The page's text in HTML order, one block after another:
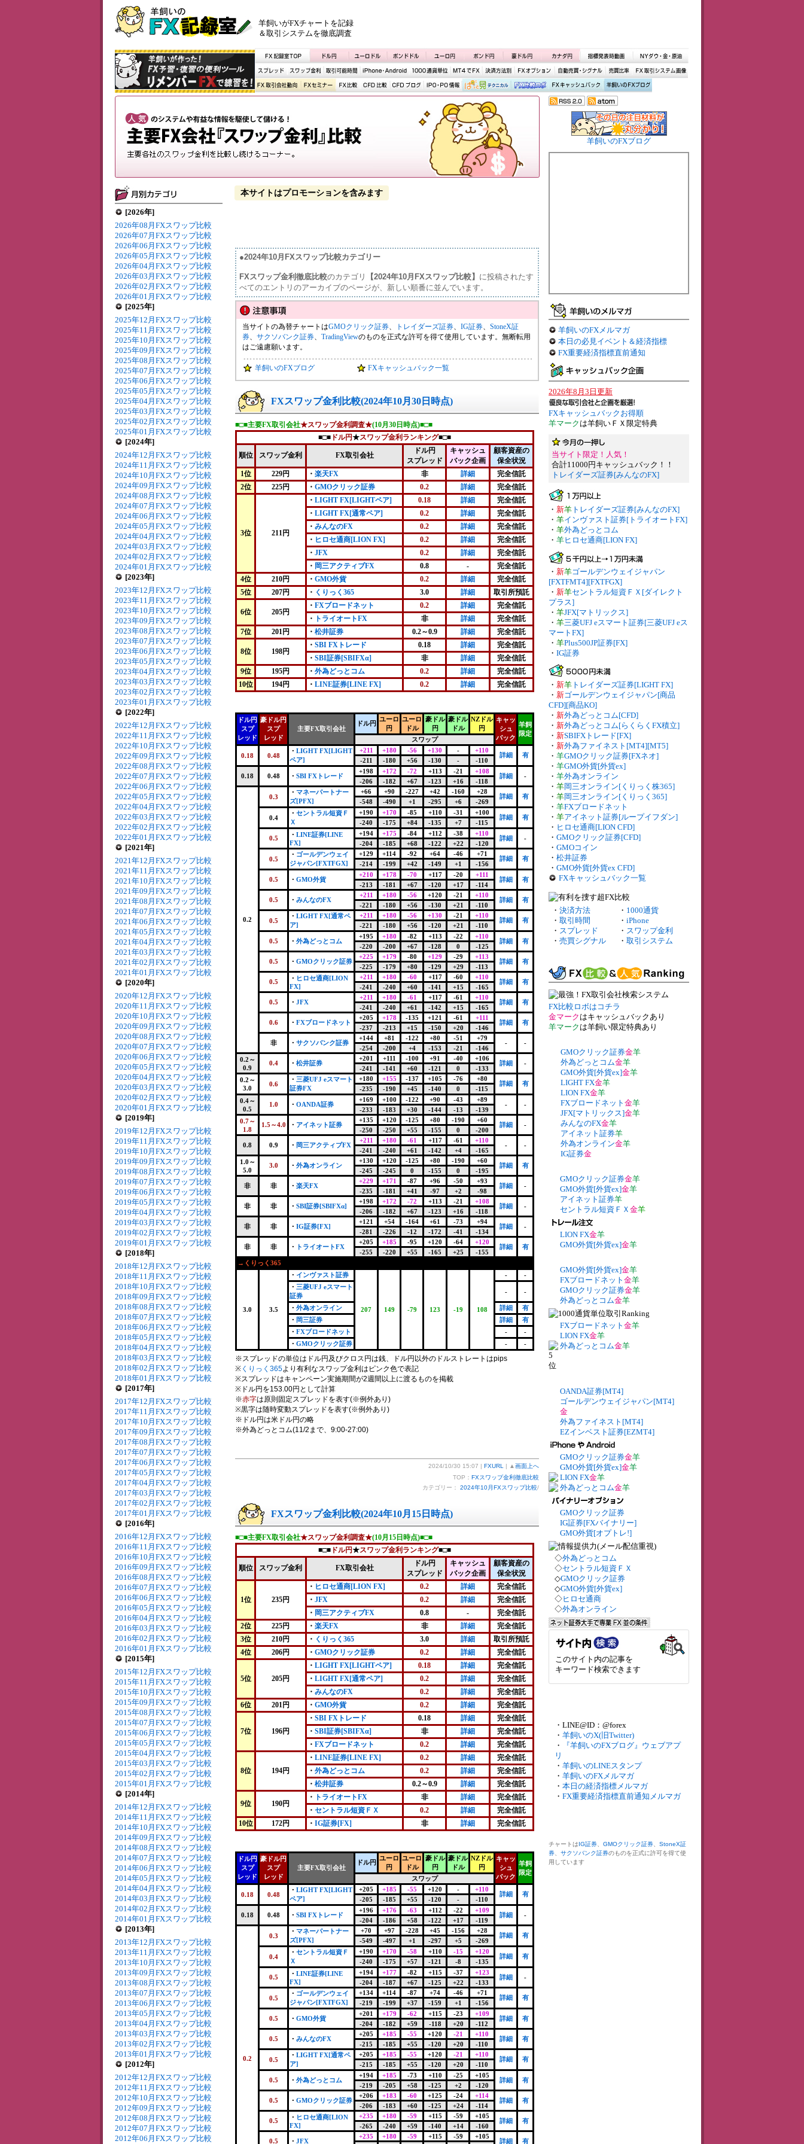
羊飼いがFXチャートを記録
＆取引システムを徹底調査
[2026年]
2026年08月FXスワップ比較
2026年07月FXスワップ比較
2026年06月FXスワップ比較
2026年05月FXスワップ比較
2026年04月FXスワップ比較
2026年03月FXスワップ比較
2026年02月FXスワップ比較
2026年01月FXスワップ比較
[2025年]
2025年12月FXスワップ比較
2025年11月FXスワップ比較
2025年10月FXスワップ比較
2025年09月FXスワップ比較
2025年08月FXスワップ比較
2025年07月FXスワップ比較
2025年06月FXスワップ比較
2025年05月FXスワップ比較
2025年04月FXスワップ比較
2025年03月FXスワップ比較
2025年02月FXスワップ比較
2025年01月FXスワップ比較
[2024年]
2024年12月FXスワップ比較
2024年11月FXスワップ比較
2024年10月FXスワップ比較
2024年09月FXスワップ比較
2024年08月FXスワップ比較
2024年07月FXスワップ比較
2024年06月FXスワップ比較
2024年05月FXスワップ比較
2024年04月FXスワップ比較
2024年03月FXスワップ比較
2024年02月FXスワップ比較
2024年01月FXスワップ比較
[2023年]
2023年12月FXスワップ比較
2023年11月FXスワップ比較
2023年10月FXスワップ比較
2023年09月FXスワップ比較
2023年08月FXスワップ比較
2023年07月FXスワップ比較
2023年06月FXスワップ比較
2023年05月FXスワップ比較
2023年04月FXスワップ比較
2023年03月FXスワップ比較
2023年02月FXスワップ比較
2023年01月FXスワップ比較
[2022年]
2022年12月FXスワップ比較
2022年11月FXスワップ比較
2022年10月FXスワップ比較
2022年09月FXスワップ比較
2022年08月FXスワップ比較
2022年07月FXスワップ比較
2022年06月FXスワップ比較
2022年05月FXスワップ比較
2022年04月FXスワップ比較
2022年03月FXスワップ比較
2022年02月FXスワップ比較
2022年01月FXスワップ比較
[2021年]
2021年12月FXスワップ比較
2021年11月FXスワップ比較
2021年10月FXスワップ比較
2021年09月FXスワップ比較
2021年08月FXスワップ比較
2021年07月FXスワップ比較
2021年06月FXスワップ比較
2021年05月FXスワップ比較
2021年04月FXスワップ比較
2021年03月FXスワップ比較
2021年02月FXスワップ比較
2021年01月FXスワップ比較
[2020年]
2020年12月FXスワップ比較
2020年11月FXスワップ比較
2020年10月FXスワップ比較
2020年09月FXスワップ比較
2020年08月FXスワップ比較
2020年07月FXスワップ比較
2020年06月FXスワップ比較
2020年05月FXスワップ比較
2020年04月FXスワップ比較
2020年03月FXスワップ比較
2020年02月FXスワップ比較
2020年01月FXスワップ比較
[2019年]
2019年12月FXスワップ比較
2019年11月FXスワップ比較
2019年10月FXスワップ比較
2019年09月FXスワップ比較
2019年08月FXスワップ比較
2019年07月FXスワップ比較
2019年06月FXスワップ比較
2019年05月FXスワップ比較
2019年04月FXスワップ比較
2019年03月FXスワップ比較
2019年02月FXスワップ比較
2019年01月FXスワップ比較
[2018年]
2018年12月FXスワップ比較
2018年11月FXスワップ比較
2018年10月FXスワップ比較
2018年09月FXスワップ比較
2018年08月FXスワップ比較
2018年07月FXスワップ比較
2018年06月FXスワップ比較
2018年05月FXスワップ比較
2018年04月FXスワップ比較
2018年03月FXスワップ比較
2018年02月FXスワップ比較
2018年01月FXスワップ比較
[2017年]
2017年12月FXスワップ比較
2017年11月FXスワップ比較
2017年10月FXスワップ比較
2017年09月FXスワップ比較
2017年08月FXスワップ比較
2017年07月FXスワップ比較
2017年06月FXスワップ比較
2017年05月FXスワップ比較
2017年04月FXスワップ比較
2017年03月FXスワップ比較
2017年02月FXスワップ比較
2017年01月FXスワップ比較
[2016年]
2016年12月FXスワップ比較
2016年11月FXスワップ比較
2016年10月FXスワップ比較
2016年09月FXスワップ比較
2016年08月FXスワップ比較
2016年07月FXスワップ比較
2016年06月FXスワップ比較
2016年05月FXスワップ比較
2016年04月FXスワップ比較
2016年03月FXスワップ比較
2016年02月FXスワップ比較
2016年01月FXスワップ比較
[2015年]
2015年12月FXスワップ比較
2015年11月FXスワップ比較
2015年10月FXスワップ比較
2015年09月FXスワップ比較
2015年08月FXスワップ比較
2015年07月FXスワップ比較
2015年06月FXスワップ比較
2015年05月FXスワップ比較
2015年04月FXスワップ比較
2015年03月FXスワップ比較
2015年02月FXスワップ比較
2015年01月FXスワップ比較
[2014年]
2014年12月FXスワップ比較
2014年11月FXスワップ比較
2014年10月FXスワップ比較
2014年09月FXスワップ比較
2014年08月FXスワップ比較
2014年07月FXスワップ比較
2014年06月FXスワップ比較
2014年05月FXスワップ比較
2014年04月FXスワップ比較
2014年03月FXスワップ比較
2014年02月FXスワップ比較
2014年01月FXスワップ比較
[2013年]
2013年12月FXスワップ比較
2013年11月FXスワップ比較
2013年10月FXスワップ比較
2013年09月FXスワップ比較
2013年08月FXスワップ比較
2013年07月FXスワップ比較
2013年06月FXスワップ比較
2013年05月FXスワップ比較
2013年04月FXスワップ比較
2013年03月FXスワップ比較
2013年02月FXスワップ比較
2013年01月FXスワップ比較
[2012年]
2012年12月FXスワップ比較
2012年11月FXスワップ比較
2012年10月FXスワップ比較
2012年09月FXスワップ比較
2012年08月FXスワップ比較
2012年07月FXスワップ比較
2012年06月FXスワップ比較
本サイトはプロモーションを含みます
●2024年10月FXスワップ比較カテゴリー
FXスワップ金利徹底比較のカテゴリ 【2024年10月FXスワップ比較】 に投稿されたす
べてのエントリのアーカイブのページが、新しい順番に並んでいます。
当サイトの為替チャートはGMOクリック証券、 トレイダーズ証券、 IG証券、 StoneX証
券、 サクソバンク証券、 TradingViewのものを正式な許可を得て使用しています。無断転用
はご遠慮願います。
羊飼いのFXブログ FXキャッシュバック一覧
FXスワップ金利比較(2024年10月30日時点)
■□■主要FX取引会社★スワップ金利調査★(10月30日時点)■□■
■□■ ドル円★スワップ金利ランキング■□■
順位 スワップ金利 FX取引会社
ドル円
スプレッド
キャッシュ
バック企画
顧客資産の
保全状況
1位
229円 ・ 楽天FX 非 詳細
完全信託
2位
225円 ・ GMOクリック証券 0.2 詳細 完全信託
3位 211円
・ LIGHT FX[LIGHTペア] 0.18 詳細
完全信託
・ LIGHT FX[通常ペア] 0.2 詳細
完全信託
・ みんなのFX 0.2 詳細
完全信託
・ ヒロセ通商[LION FX] 0.2 詳細
完全信託
・ JFX 0.2 詳細
完全信託
・ 岡三アクティブFX 0.8 -
完全信託
4位
210円 ・ GMO外貨 0.2 詳細
完全信託
5位
207円 ・ くりっく365 3.0 詳細 取引所預託
6位 205円
・ FXブロードネット 0.2 詳細
完全信託
・
トライオートFX 非 詳細
完全信託
7位
201円 ・ 松井証券 0.2～0.9 詳細 完全信託
8位 198円
・ SBI FXトレード 0.18 詳細
完全信託
・ SBI証券[SBIFXα] 非 詳細
完全信託
9位
195円 ・ 外為どっとコム 0.2 詳細
完全信託
10位
194円 ・ LINE証券[LINE FX] 0.2 詳細 完全信託
ドル円
スプ
レッド
豪ドル円
スプ
レッド
主要FX取引会社
ドル円
ユーロ
円
ユーロ
ドル
豪ドル
円
豪ドル
ドル
NZドル
円
キャッ
シュ
バック
羊飼
限定
スワップ
0.18 0.48
・ LIGHT FX[LIGHT
ペア]
+211 +180 -56 +130 - +110
詳細 有
-211 -180 +56 -130 - -110
0.18 0.48 ・ SBI FXトレード
+198 +172 -72 +113 -21 +108
詳細 -
-206 -182 +67 -123 +16 -118
0.2
0.3
・ マネーパートナー
ズ[PFX]
+66 +90 -227 +42 -160 +28
詳細 有
-548 -490 +1 -295 +6 -269
0.4
・ セントラル短資Ｆ
Ｘ
+190 +170 -85 +110 -31 +100
詳細 有
-240 -175 +84 -135 +7 -115
0.5 ・ LINE証券[LINE
FX]
+194 +175 -84 +112 -38 +110
詳細 -
-204 -185 +68 -122 +22 -120
0.5
・ ゴールデンウェイ
ジャパン[FXTFGX]
+129 +114 -92 +64 -46 +71
詳細 有
-214 -199 +42 -149 +1 -156
0.5 ・ GMO外貨
+210 +178 -70 +117 -20 +111
詳細 有
-213 -181 +67 -120 +17 -114
0.5 ・ みんなのFX
+211 +180 -56 +120 -21 +110
詳細 有
-221 -180 +56 -130 +21 -110
0.5
・ LIGHT FX[通常ペ
ア]
+211 +180 -56 +130 -21 +110
詳細 有
-221 -180 +56 -120 +21 -110
0.5 ・ 外為どっとコム
+195 +180 -82 +113 -22 +110
詳細 有
-220 -200 +67 -128 0 -125
0.5 ・ GMOクリック証券
+225 +179 -80 +129 -29 +113
詳細 有
-225 -179 +80 -129 +29 -113
0.5 ・ ヒロセ通商[LION
FX]
+211 +180 -60 +117 -60 +110
詳細 有
-241 -240 +60 -141 +15 -165
0.5 ・ JFX
+211 +180 -61 +117 -61 +110
詳細 有
-241 -240 +61 -142 +15 -165
0.6 ・ FXブロードネット
+205 +178 -135 +121 -61 +111
詳細 有
-237 -213 +15 -150 +20 -146
非 ・ サクソバンク証券
+144 +81 -122 +80 -51 +79
- -
-254 -200 +4 -153 -21
-146
0.2～
0.9
0.4 ・ 松井証券
+201 +111 -100 +91 -40 +106
詳細 -
-241 -141 +60 -121 0
-133
0.2～
3.0
0.6
・ 三菱UFJ eスマート
証券FX
+180 +155 -137 +105 -76 +80
詳細 有
-235 -190 +45 -140 0
-115
0.4～
0.5
1.0 ・ OANDA証券
+169 +100 -122 +90 -43 +89
- -
-233 -183 +30 -144 -13
-139
0.7～
1.8
1.5～4.0 ・ アイネット証券
+135 +120 -125 +80 -190 +60
詳細 -
-250 -250 +55 -155 0 -200
0.8 0.9 ・ 岡三アクティブFX
+211 +180 -61 +117 -61 +110
- -
-241 -240 +61 -142 +4
-165
1.0～
5.0
3.0 ・ 外為オンライン
+130 +120 -125 +80 -190 +60
詳細 有
-245 -245 0 -155 0 -195
非 非 ・ 楽天FX
+229 +171 -87 +96 -50 +93
詳細 -
-235 -181 +41 -97 +2 -98
非 非 ・ SBI証券[SBIFXα]
+198 +172 -72 +113 -21 +108
詳細 -
-206 -182 +67 -123 +16 -118
非 非 ・ IG証券[FX]
+121 +54 -164 +61 -73 +94
詳細 -
-281 -226 -12 -172 -41 -134
非 非 ・ トライオートFX
+205 +185 -95 +120 -64 +120
詳細 有
-255 -220 +55 -165 +25
-155
→くりっく365
3.0 3.5
・ インヴァスト証券
207 149 -79 123 -19 108
-
-
・ 三菱UFJ eスマート
証券
- -
・ 外為オンライン 詳細
有
・ 岡三証券 詳細
有
・ FXブロードネット -
-
・ GMOクリック証券 - -
※スプレッドの単位はドル円及びクロス円は銭、ドル円以外のドルストレートはpips
※ くりっく365より有利なスワップ金利はピンク色で表記
※スプレッドはキャンペーン実施期間が2週間以上に渡るものを掲載
※ドル円を153.00円として計算
※赤字は原則固定スプレッドを表す(※例外あり)
※黒字は随時変動スプレッドを表す(※例外あり)
※ドル円は米ドル円の略
※外為どっとコム(11/2まで、9:00-27:00)
2024/10/30 15:07 | FXURL | ▲ 画面上へ
TOP： FXスワップ金利徹底比較
カテゴリー： 2024年10月FXスワップ比較/
FXスワップ金利比較(2024年10月15日時点)
■□■主要FX取引会社★スワップ金利調査★(10月15日時点)■□■
■□■ ドル円★スワップ金利ランキング■□■
順位 スワップ金利 FX取引会社
ドル円
スプレッド
キャッシュ
バック企画
顧客資産の
保全状況
1位 235円
・ ヒロセ通商[LION FX] 0.2 詳細
完全信託
・ JFX 0.2 詳細
完全信託
・ 岡三アクティブFX 0.8 -
完全信託
2位
225円 ・ 楽天FX 非 詳細
完全信託
3位
210円 ・ くりっく365 3.0 詳細
取引所預託
4位
206円 ・ GMOクリック証券 0.2 詳細 完全信託
5位 205円
・ LIGHT FX[LIGHTペア] 0.18 詳細
完全信託
・ LIGHT FX[通常ペア] 0.2 詳細
完全信託
・ みんなのFX 0.2 詳細
完全信託
6位
201円 ・ GMO外貨 0.2 詳細 完全信託
7位 196円
・ SBI FXトレード 0.18 詳細
完全信託
・ SBI証券[SBIFXα] 非 詳細
完全信託
・ FXブロードネット 0.2 詳細 完全信託
8位 194円
・ LINE証券[LINE FX] 0.2 詳細
完全信託
・ 外為どっとコム 0.2 詳細
完全信託
・ 松井証券 0.2～0.9 詳細 完全信託
9位 190円
・ トライオートFX 非 詳細
完全信託
・ セントラル短資ＦＸ 0.2 詳細
完全信託
10位
172円 ・ IG証券[FX] 非 詳細 完全信託
ドル円
スプ
レッド
豪ドル円
スプ
レッド
主要FX取引会社
ドル円
ユーロ
円
ユーロ
ドル
豪ドル
円
豪ドル
ドル
NZドル
円
キャッ
シュ
バック
羊飼
限定
スワップ
0.18 0.48
・ LIGHT FX[LIGHT
ペア]
+205 +185 -55 +120 - +110
詳細 有
-205 -185 +55 -120 - -110
0.18 0.48 ・ SBI FXトレード
+196 +176 -63 +112 -22 +109
詳細 -
-204 -186 +58 -122 +17 -119
0.2
0.3
・ マネーパートナー
ズ[PFX]
+70 +97 -228 +45 -156 +28
詳細 有
-549 -497 +1 -297 +5 -269
0.4
・ セントラル短資Ｆ
Ｘ
+190 +170 -58 +110 -15 +120
詳細 有
-240 -175 +57 -121 -8 -135
0.5 ・ LINE証券[LINE
FX]
+194 +177 -82 +115 -37 +123
詳細 -
-204 -187 +67 -125 +22 -133
0.5
・ ゴールデンウェイ
ジャパン[FXTFGX]
+134 +114 -87 +74 -46 +71
詳細 有
-219 -199 +37 -159 +1 -156
0.5 ・ GMO外貨
+201 +179 -62 +115 -23 +109
詳細 有
-204 -182 +59 -118 +20 -112
0.5 ・ みんなのFX
+205 +185 -55 +120 -21 +110
詳細 有
-215 -185 +55 -120 +20 -110
0.5
・ LIGHT FX[通常ペ
ア]
+205 +185 -55 +120 -21 +110
詳細 有
-215 -185 +55 -120 +20 -110
0.5 ・ 外為どっとコム
+194 +185 -73 +110 -25 +105
詳細 有
-219 -205 +58 -125 +2 -120
0.5 ・ GMOクリック証券
+206 +183 -60 +125 -24 +114
詳細 有
-206 -183 +60 -125 +24 -114
0.5 ・ ヒロセ通商[LION
FX]
+235 +180 -59 +115 -59 +105
詳細 有
-265 -240 +59 -140 +14 -160
0.5 ・ JFX
+235 +180 -59 +115 -59 +105
詳細 有
羊飼いのFXブログ
羊飼いのFXメルマガ
本日の必見イベント＆経済指標
FX重要経済指標直前通知
2026年8月3日更新
FXキャッシュバックお得順
羊マーク は羊飼いＦＸ限定特典
当サイト限定！人気！
合計11000円キャッシュバック！！
トレイダーズ証券[みんなのFX]
・ 新羊 トレイダーズ証券[みんなのFX]
・ 羊インヴァスト証券[トライオートFX]
・ 羊外為どっとコム
・ 羊ヒロセ通商[LION FX]
・ 新羊ゴールデンウェイジャパン
[FXTFMT4][FXTFGX]
・ 新羊セントラル短資ＦＸ[ダイレクト
プラス]
・ 羊JFX[マトリックス]
・ 羊三菱UFJ eスマート証券[三菱UFJ eス
マートFX]
・ 羊Plus500JP証券[FX]
・ IG証券
・ 新羊 トレイダーズ証券[LIGHT FX]
・ 新ゴールデンウェイジャパン[商品
CFD][商品KO]
・ 新外為どっとコム[CFD]
・ 新外為どっとコム[らくらくFX積立]
・ 新SBIFXトレード[FX]
・ 新外為ファイネスト[MT4][MT5]
・ 羊GMOクリック証券[FXネオ]
・ 羊GMO外貨[外貨ex]
・ 羊外為オンライン
・ 羊岡三オンライン[くりっく株365]
・ 羊岡三オンライン[くりっく365]
・ 羊FXブロードネット
・ 羊アイネット証券[ループイフダン]
・ ヒロセ通商[LION CFD]
・ GMOクリック証券[CFD]
・ GMOコイン
・ 松井証券
・ GMO外貨[外貨ex CFD]
FXキャッシュバック一覧
・ 決済方法 ・ 1000通貨
・ 取引時間 ・ iPhone
・ スプレッド ・ スワップ金利
・ 売買シグナル ・ 取引システム
FX比較ロボはコチラ
金マーク はキャッシュバックあり
羊マーク は羊飼い限定特典あり
GMOクリック証券金羊
外為どっとコム金羊
GMO外貨[外貨ex]金羊
LIGHT FX金羊
LION FX金羊
FXブロードネット 金羊
JFX[マトリックス]金羊
みんなのFX金羊
アイネット証券羊
外為オンライン金羊
IG証券金
GMOクリック証券金羊
GMO外貨[外貨ex]金羊
アイネット証券羊
セントラル短資ＦＸ 金羊
LION FX金羊
GMO外貨[外貨ex]金羊
GMO外貨[外貨ex]金羊
FXブロードネット 金羊
GMOクリック証券金羊
外為どっとコム金羊
FXブロードネット 金羊
LION FX金羊
外為どっとコム金羊
OANDA証券[MT4]
ゴールデンウェイジャパン[MT4]
金
外為ファイネスト[MT4]
EZインベスト証券[EZMT4]
GMOクリック証券金羊
GMO外貨[外貨ex]金羊
LION FX金羊
外為どっとコム金羊
GMOクリック証券
IG証券[FXバイナリー]
GMO外貨[オプトレ!]
◇外為どっとコム
◇セントラル短資ＦＸ
◇GMOクリック証券
◇GMO外貨[外貨ex]
◇ヒロセ通商
◇外為オンライン
このサイト内の記事を
キーワード検索できます
・LINE@ID：@forex
・ 羊飼いのX(旧Twitter)
・
『羊飼いのFXブログ』ウェブアプ
リ
・ 羊飼いのLINEスタンプ
・ 羊飼いのFXメルマガ
・ 本日の経済指標メルマガ
・ FX重要経済指標直前通知メルマガ
チャートはIG証券 GMOクリック証券
StoneX証
券
サクソバンク証券のものを正式に許可を得て使
用しています